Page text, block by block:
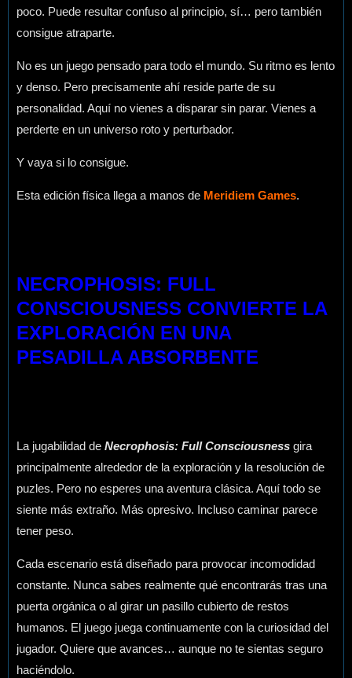
poco. Puede resultar confuso al principio, sí… pero también
consigue atraparte.
No es un juego pensado para todo el mundo. Su ritmo es lento
y denso. Pero precisamente ahí reside parte de su
personalidad. Aquí no vienes a disparar sin parar. Vienes a
perderte en un universo roto y perturbador.
Y vaya si lo consigue.
Esta edición física llega a manos de Meridiem Games.
NECROPHOSIS: FULL
CONSCIOUSNESS CONVIERTE LA
EXPLORACIÓN EN UNA
PESADILLA ABSORBENTE
La jugabilidad de Necrophosis: Full Consciousness gira
principalmente alrededor de la exploración y la resolución de
puzles. Pero no esperes una aventura clásica. Aquí todo se
siente más extraño. Más opresivo. Incluso caminar parece
tener peso.
Cada escenario está diseñado para provocar incomodidad
constante. Nunca sabes realmente qué encontrarás tras una
puerta orgánica o al girar un pasillo cubierto de restos
humanos. El juego juega continuamente con la curiosidad del
jugador. Quiere que avances… aunque no te sientas seguro
haciéndolo.